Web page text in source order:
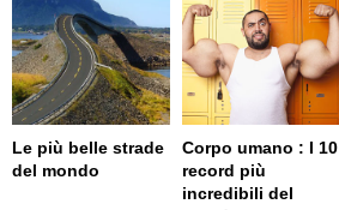
Le più belle strade
del mondo
Corpo umano : I 10
record più
incredibili del